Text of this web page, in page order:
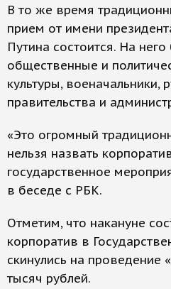
В то же время
прием от имени
Путина состоится. На
общественные и
культуры, военачальники,
правительства и
«Это огромный
нельзя назвать
государственное
в беседе с РБК.
Отметим, что накануне
корпоратив в
скинулись на проведение
тысяч рублей.